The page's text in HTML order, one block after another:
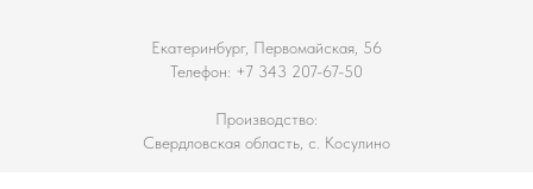
Екатеринбург, Первомайская, 56
Телефон: +7 343 207-67-50
Производство:
Свердловская область, с. Косулино